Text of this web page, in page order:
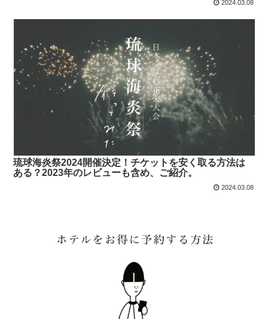
2024.03.08
琉球海炎祭2024開催決定！チケットを安く取る方法は
ある？2023年のレビューも含め、ご紹介。
2024.03.08